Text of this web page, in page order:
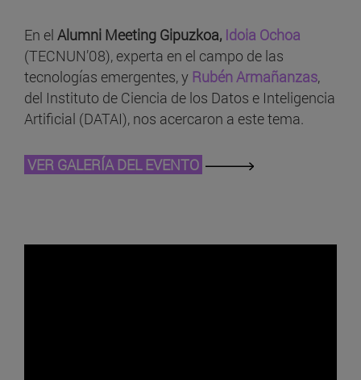
En el Alumni Meeting Gipuzkoa, Idoia Ochoa
(TECNUN’08), experta en el campo de las
tecnologías emergentes, y Rubén Armañanzas,
del Instituto de Ciencia de los Datos e Inteligencia
Artificial (DATAI), nos acercaron a este tema.
VER GALERÍA DEL EVENTO